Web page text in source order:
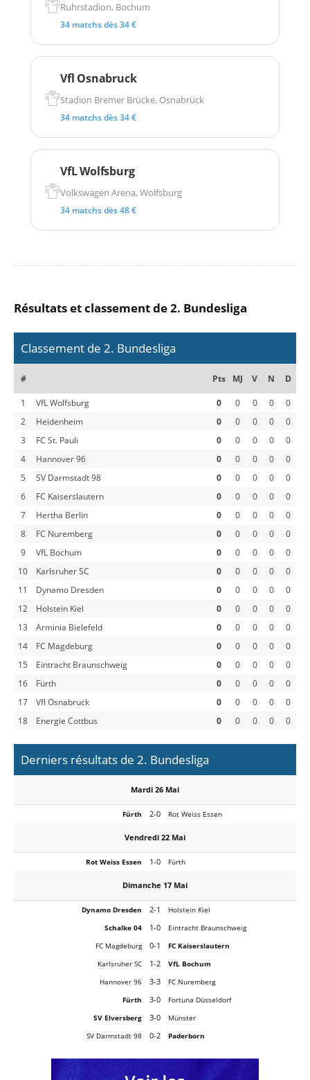
Ruhrstadion, Bochum
34 matchs dès 34 €
Vfl Osnabruck
Stadion Bremer Brücke, Osnabrück
34 matchs dès 34 €
VfL Wolfsburg
Volkswagen Arena, Wolfsburg
34 matchs dès 48 €
Résultats et classement de 2. Bundesliga
Classement de 2. Bundesliga
# Pts MJ V N D
1 VfL Wolfsburg 0 0 0 0
0
2
Heidenheim 0 0 0 0
0
3
FC St. Pauli 0 0 0 0
0
4
Hannover 96 0 0 0 0
0
5
SV Darmstadt 98 0 0 0 0
0
6
FC Kaiserslautern 0 0 0 0
0
7
Hertha Berlin 0 0 0 0
0
8
FC Nuremberg 0 0 0 0
0
9
VfL Bochum 0 0 0 0
0
10
Karlsruher SC 0 0 0 0
0
11
Dynamo Dresden 0 0 0 0
0
12
Holstein Kiel 0 0 0 0
0
13
Arminia Bielefeld 0 0 0 0
0
14
FC Magdeburg 0 0 0 0
0
15
Eintracht Braunschweig 0 0 0 0
0
16
Fürth 0 0 0 0
0
17
Vfl Osnabruck 0 0 0 0
0
18
Energie Cottbus 0 0 0 0 0
Derniers résultats de 2. Bundesliga
Mardi 26 Mai
Fürth 2-0 Rot Weiss Essen
Vendredi 22 Mai
Rot Weiss Essen 1-0 Fürth
Dimanche 17 Mai
Dynamo Dresden 2-1
Holstein Kiel
Schalke 04
1-0
Eintracht Braunschweig
FC Magdeburg
0-1
FC Kaiserslautern
Karlsruher SC
1-2
VfL Bochum
Hannover 96
3-3
FC Nuremberg
Fürth
3-0
Fortuna Düsseldorf
SV Elversberg
3-0
Münster
SV Darmstadt 98
0-2 Paderborn